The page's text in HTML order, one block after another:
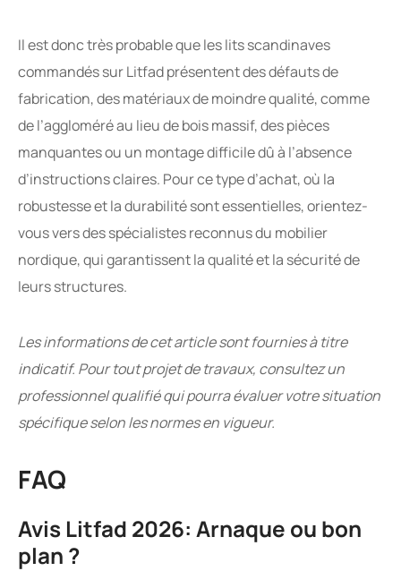
Il est donc très probable que les lits scandinaves
commandés sur Litfad présentent des défauts de
fabrication, des matériaux de moindre qualité, comme
de l’aggloméré au lieu de bois massif, des pièces
manquantes ou un montage difficile dû à l’absence
d’instructions claires. Pour ce type d’achat, où la
robustesse et la durabilité sont essentielles, orientez-
vous vers des spécialistes reconnus du mobilier
nordique, qui garantissent la qualité et la sécurité de
leurs structures.
Les informations de cet article sont fournies à titre
indicatif. Pour tout projet de travaux, consultez un
professionnel qualifié qui pourra évaluer votre situation
spécifique selon les normes en vigueur.
FAQ
Avis Litfad 2026: Arnaque ou bon
plan ?